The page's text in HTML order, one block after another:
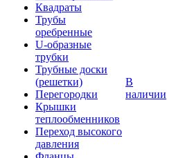
Квадраты
Трубы
оребренные
U-образные
трубки
Трубные доски
(решетки)
Перегородки
Крышки
теплообменников
Переход высокого
давления
В
наличии